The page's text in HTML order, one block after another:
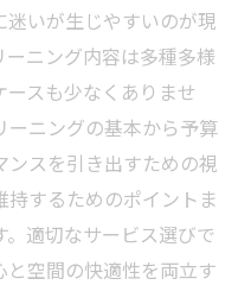
いが生じやすいのが現
ニング内容は多種多様
スも少なくありませ
ーニングの基本から予算
ンスを引き出すための視
するためのポイントま
適切なサービス選びで
空間の快適性を両立す